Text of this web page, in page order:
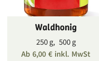
Waldhonig
250 g, 500 g
Ab6,00€ inkl. MwSt